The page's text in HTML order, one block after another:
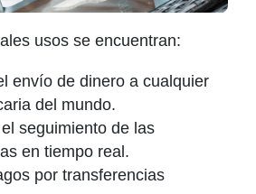
usos se encuentran:
envío de dinero a cualquier
del mundo.
seguimiento de las
en tiempo real.
por transferencias